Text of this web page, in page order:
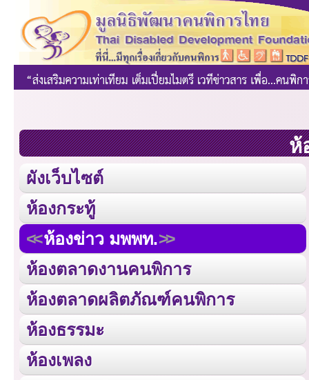
ห้
ผังเว็บไซต์
ห้องกระทู้
ห้องข่าว มพพท.
ห้องตลาดงานคนพิการ
ห้องตลาดผลิตภัณฑ์คนพิการ
ห้องธรรมะ
ห้องเพลง